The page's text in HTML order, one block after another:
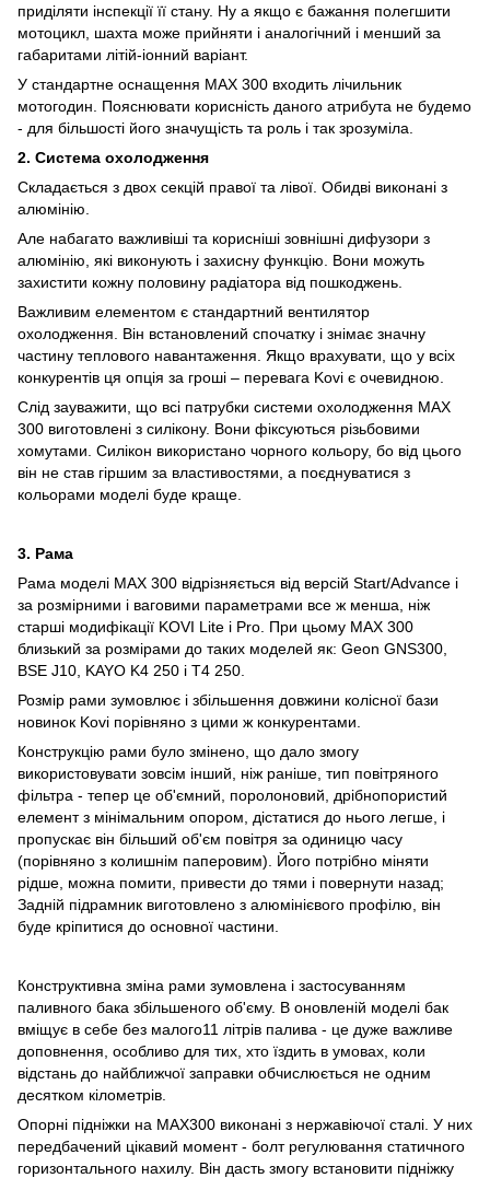
приділяти інспекції її стану. Ну а якщо є бажання полегшити
мотоцикл, шахта може прийняти і аналогічний і менший за
габаритами літій-іонний варіант.
У стандартне оснащення MAX 300 входить лічильник
мотогодин. Пояснювати корисність даного атрибута не будемо
- для більшості його значущість та роль і так зрозуміла.
2. Система охолодження
Складається з двох секцій правої та лівої. Обидві виконані з
алюмінію.
Але набагато важливіші та корисніші зовнішні дифузори з
алюмінію, які виконують і захисну функцію. Вони можуть
захистити кожну половину радіатора від пошкоджень.
Важливим елементом є стандартний вентилятор
охолодження. Він встановлений спочатку і знімає значну
частину теплового навантаження. Якщо врахувати, що у всіх
конкурентів ця опція за гроші – перевага Kovi є очевидною.
Слід зауважити, що всі патрубки системи охолодження MAX
300 виготовлені з силікону. Вони фіксуються різьбовими
хомутами. Силікон використано чорного кольору, бо від цього
він не став гіршим за властивостями, а поєднуватися з
кольорами моделі буде краще.
3. Рама
Рама моделі MAX 300 відрізняється від версій Start/Advance і
за розмірними і ваговими параметрами все ж менша, ніж
старші модифікації KOVI Lite і Pro. При цьому MAX 300
близький за розмірами до таких моделей як: Geon GNS300,
BSE J10, KAYO K4 250 і T4 250.
Розмір рами зумовлює і збільшення довжини колісної бази
новинок Kovi порівняно з цими ж конкурентами.
Конструкцію рами було змінено, що дало змогу
використовувати зовсім інший, ніж раніше, тип повітряного
фільтра - тепер це об'ємний, поролоновий, дрібнопористий
елемент з мінімальним опором, дістатися до нього легше, і
пропускає він більший об'єм повітря за одиницю часу
(порівняно з колишнім паперовим). Його потрібно міняти
рідше, можна помити, привести до тями і повернути назад;
Задній підрамник виготовлено з алюмінієвого профілю, він
буде кріпитися до основної частини.
Конструктивна зміна рами зумовлена і застосуванням
паливного бака збільшеного об'єму. В оновленій моделі бак
вміщує в себе без малого11 літрів палива - це дуже важливе
доповнення, особливо для тих, хто їздить в умовах, коли
відстань до найближчої заправки обчислюється не одним
десятком кілометрів.
Опорні підніжки на MAX300 виконані з нержавіючої сталі. У них
передбачений цікавий момент - болт регулювання статичного
горизонтального нахилу. Він дасть змогу встановити підніжку